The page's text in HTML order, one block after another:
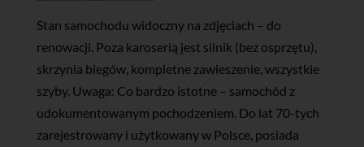
Stan samochodu widoczny na zdjęciach – do
renowacji. Poza karoserią jest silnik (bez osprzętu),
skrzynia biegów, kompletne zawieszenie, wszystkie
szyby. Uwaga: Co bardzo istotne – samochód z
udokumentowanym pochodzeniem. Do lat 70-tych
zarejestrowany i użytkowany w Polsce, posiada